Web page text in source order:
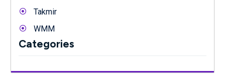
Takmir
WMM
Categories